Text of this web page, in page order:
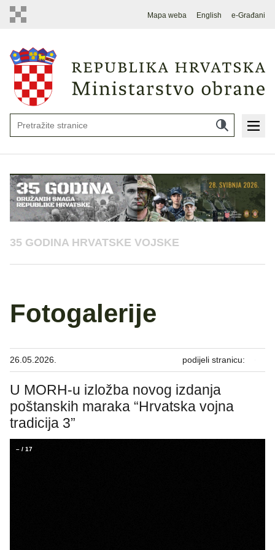
Mapa weba English e-Građani
35 GODINA HRVATSKE VOJSKE
Fotogalerije
26.05.2026. podijeli stranicu:
U MORH-u izložba novog izdanja
poštanskih maraka “Hrvatska vojna
tradicija 3”
– / 17